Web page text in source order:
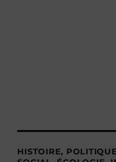
HISTOIRE,